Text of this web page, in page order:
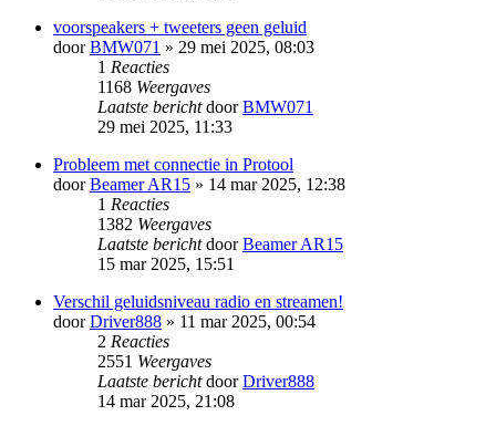
voorspeakers + tweeters geen geluid
doorBMW071 » 29 mei 2025, 08:03
1 Reacties
1168 Weergaves
Laatste berichtdoorBMW071
29 mei 2025, 11:33
Probleem met connectie in Protool
doorBeamer AR15 » 14 mar 2025, 12:38
1 Reacties
1382 Weergaves
Laatste berichtdoorBeamer AR15
15 mar 2025, 15:51
Verschil geluidsniveau radio en streamen!
doorDriver888 » 11 mar 2025, 00:54
2 Reacties
2551 Weergaves
Laatste berichtdoorDriver888
14 mar 2025, 21:08